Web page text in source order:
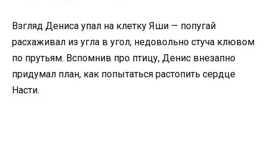
Взгляд Дениса упал на клетку Яши — попугай
расхаживал из угла в угол, недовольно стуча клювом
по прутьям. Вспомнив про птицу, Денис внезапно
придумал план, как попытаться растопить сердце
Насти.